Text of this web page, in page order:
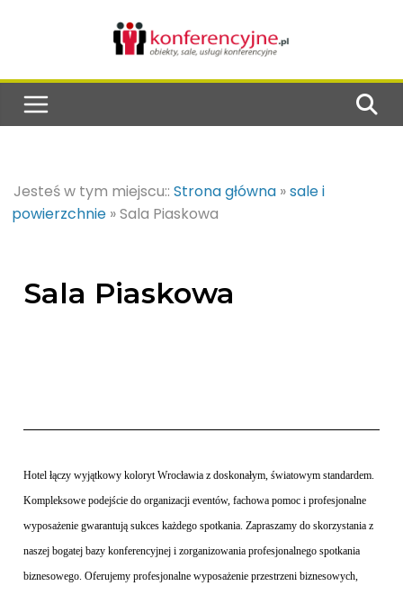
Jesteś w tym miejscu:: Strona główna »sale i
powierzchnie »Sala Piaskowa
Sala Piaskowa
Hotel łączy wyjątkowy koloryt Wrocławia z doskonałym, światowym standardem.
Kompleksowe podejście do organizacji eventów, fachowa pomoc i profesjonalne
wyposażenie gwarantują sukces każdego spotkania. Zapraszamy do skorzystania z
naszej bogatej bazy konferencyjnej i zorganizowania profesjonalnego spotkania
biznesowego. Oferujemy profesjonalne wyposażenie przestrzeni biznesowych,